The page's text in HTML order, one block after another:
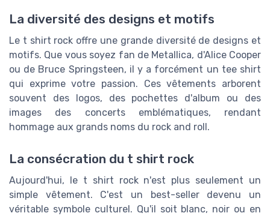
La diversité des designs et motifs
Le t shirt rock offre une grande diversité de designs et
motifs. Que vous soyez fan de Metallica, d'Alice Cooper
ou de Bruce Springsteen, il y a forcément un tee shirt
qui exprime votre passion. Ces vêtements arborent
souvent des logos, des pochettes d'album ou des
images des concerts emblématiques, rendant
hommage aux grands noms du rock and roll.
La consécration du t shirt rock
Aujourd'hui, le t shirt rock n'est plus seulement un
simple vêtement. C'est un best-seller devenu un
véritable symbole culturel. Qu'il soit blanc, noir ou en